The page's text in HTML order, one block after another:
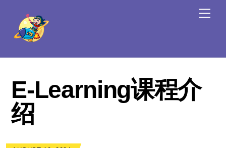
content
E-Learning课程介
绍